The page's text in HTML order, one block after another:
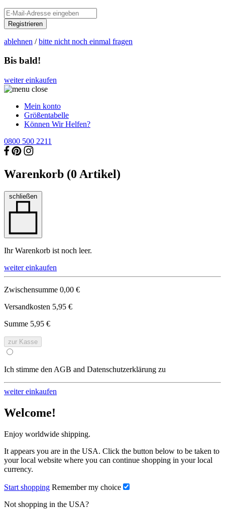
Registrieren
ablehnen /bitte nicht noch einmal fragen
Bis bald!
weiter einkaufen
Mein konto
Größentabelle
Können Wir Helfen?
0800 500 2211
Warenkorb (0 Artikel)
schließen
Ihr Warenkorb ist noch leer.
weiter einkaufen
Zwischensumme 0,00 €
Versandkosten 5,95 €
Summe 5,95 €
zur Kasse
Ich stimme den AGB and Datenschutzerklärung zu
weiter einkaufen
Welcome!
Enjoy worldwide shipping.
It appears you are in the USA. Click the button below to be taken to
your local website where you can continue shopping in your local
currency.
Start shopping Remember my choice
Not shopping in the USA?